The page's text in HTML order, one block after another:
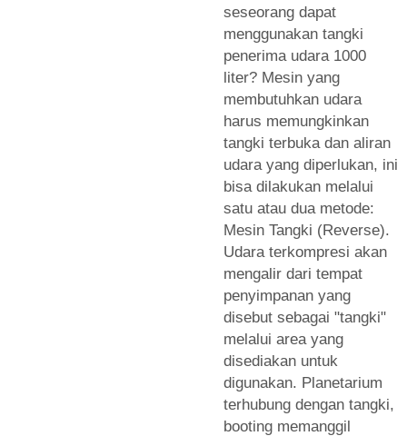
seseorang dapat
menggunakan tangki
penerima udara 1000
liter? Mesin yang
membutuhkan udara
harus memungkinkan
tangki terbuka dan aliran
udara yang diperlukan, ini
bisa dilakukan melalui
satu atau dua metode:
Mesin Tangki (Reverse).
Udara terkompresi akan
mengalir dari tempat
penyimpanan yang
disebut sebagai "tangki"
melalui area yang
disediakan untuk
digunakan. Planetarium
terhubung dengan tangki,
booting memanggil